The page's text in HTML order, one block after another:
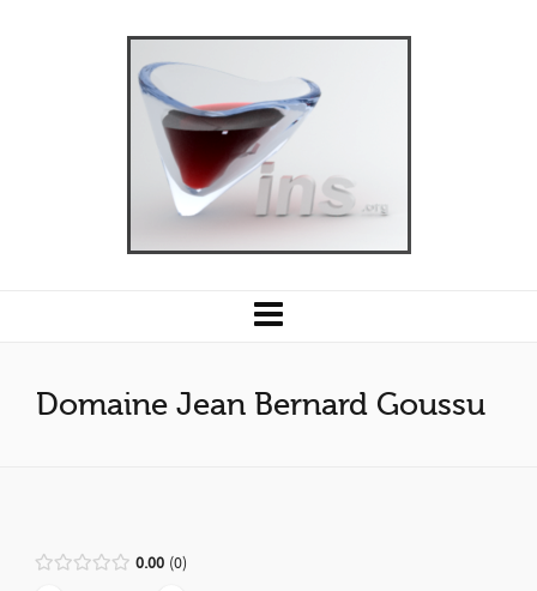
Domaine Jean Bernard Goussu
0.00 0